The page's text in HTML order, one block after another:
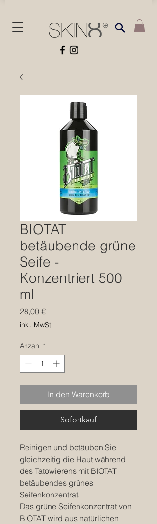
BIOTAT
betäubende grüne
Seife -
Konzentriert 500
ml
28,00 €Preis
inkl. MwSt.
Anzahl *
In den Warenkorb
Sofortkauf
Reinigen und betäuben Sie
gleichzeitig die Haut während
des Tätowierens mit BIOTAT
betäubendes grünes
Seifenkonzentrat.
Das grüne Seifenkonzentrat von
BIOTAT wird aus natürlichen